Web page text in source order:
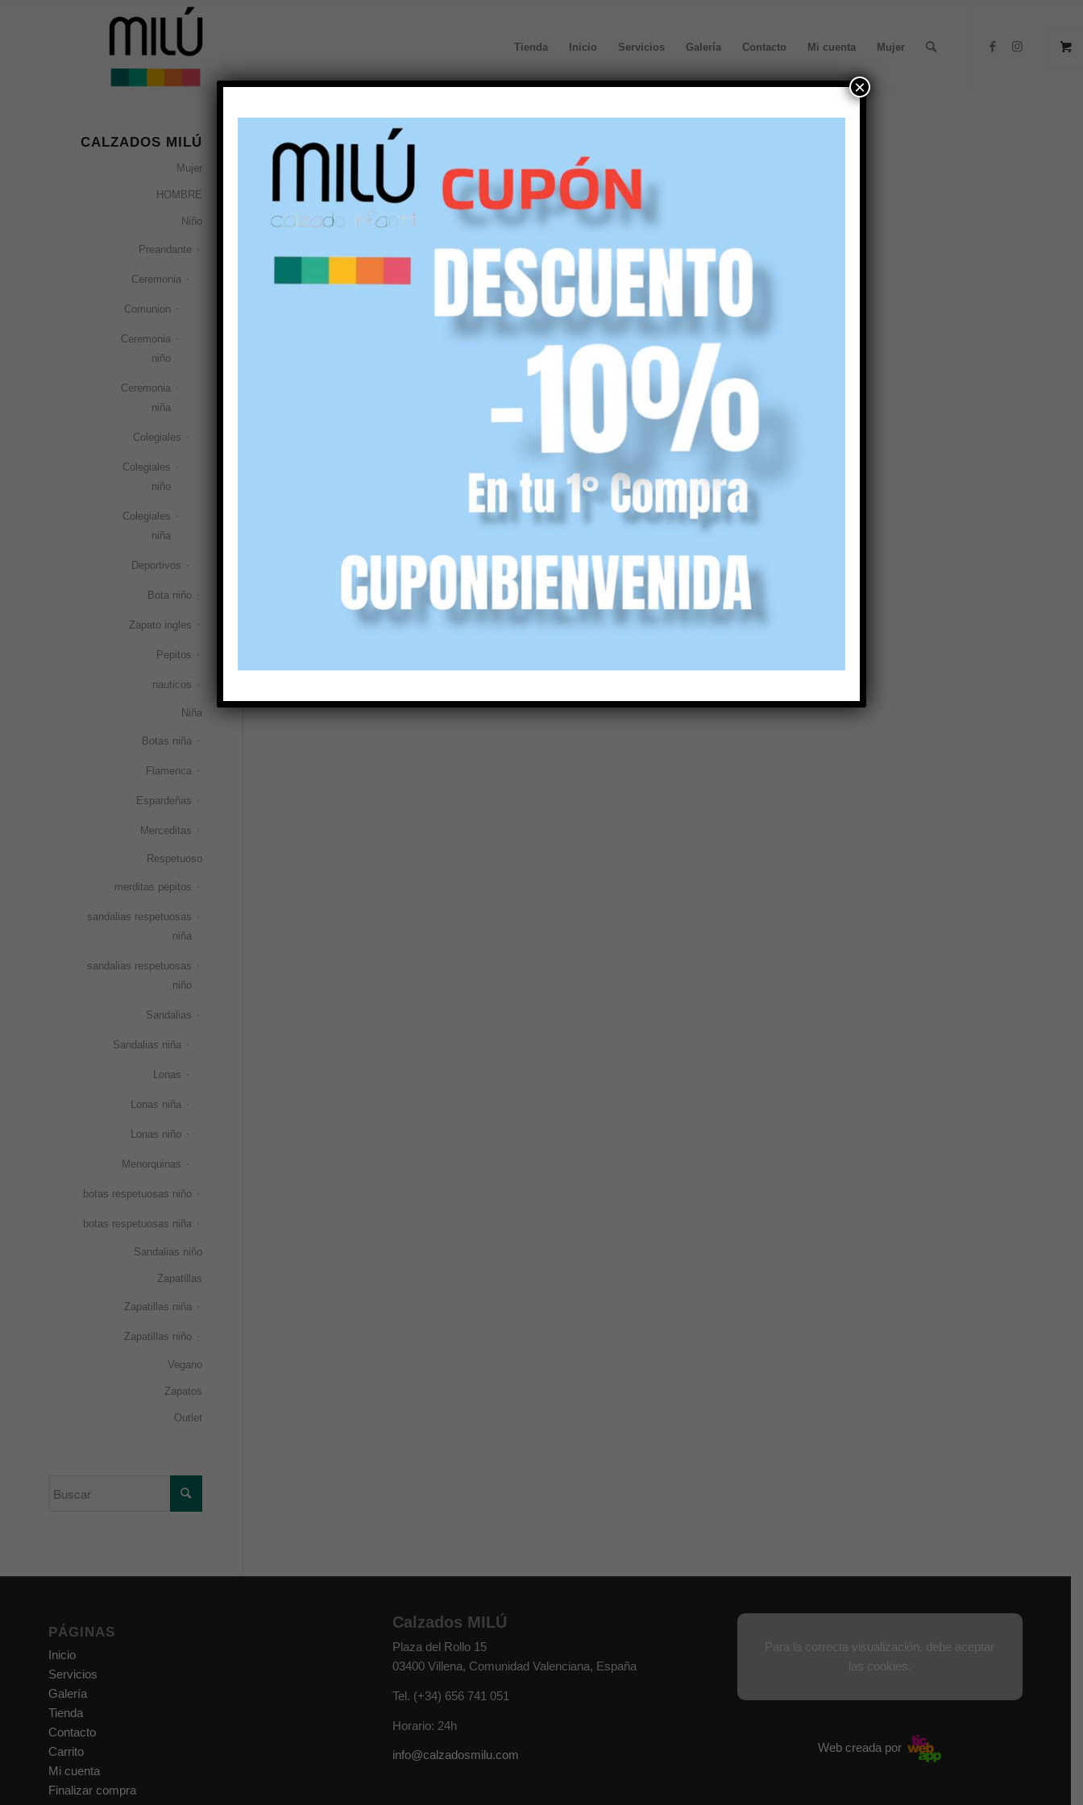
Tienda Inicio Servicios Galería Contacto Mi cuenta Mujer
charol burdeos
Por defecto Mostrar45 Artículos por página
CALZADOS MILÚ
Mujer
HOMBRE
Niño
Preandante
Ceremonia
Comunion
Ceremonia
niño
Ceremonia
niña
Colegiales
Colegiales
niño
Colegiales
niña
Deportivos
Bota niño
Zapato ingles
Pepitos
nauticos
Niña
Botas niña
Flamenca
Espardeñas
Merceditas
Respetuoso
merditas pepitos
sandalias respetuosas
niña
sandalias respetuosas
niño
Sandalias
Sandalias niña
Lonas
Lonas niña
Lonas niño
Menorquinas
botas respetuosas niño
botas respetuosas niña
Sandalias niño
Zapatillas
Zapatillas niña
Zapatillas niño
Vegano
Zapatos
Outlet
PÁGINAS
Inicio
Servicios
Galería
Tienda
Contacto
Carrito
Mi cuenta
Finalizar compra
Calzados MILÚ
Plaza del Rollo 15
03400 Villena, Comunidad Valenciana, España
Tel. (+34) 656 741 051
Horario: 24h
info@calzadosmilu.com
Para la correcta visualización, debe aceptar
las cookies.
Web creada por
×